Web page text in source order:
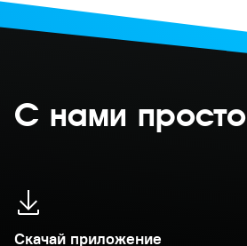
С нами просто
Скачай приложение